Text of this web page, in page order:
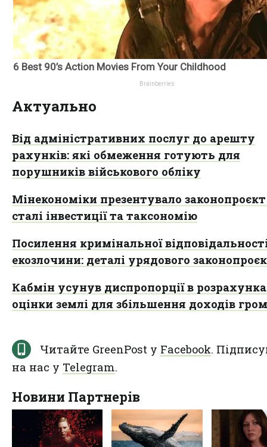
Актуально
Від адміністративних послуг до арешту
рахунків: які обмеження готують для
порушників військового обліку
Мінекономіки презентувало
сталі інвестиції та таксономію
Посилення кримінальної
екозлочини: деталі урядового
Кабмін усунув диспропорції в
оцінки землі для збільшення доходів
Читайте GreenPost у Facebook.
на нас у Telegram.